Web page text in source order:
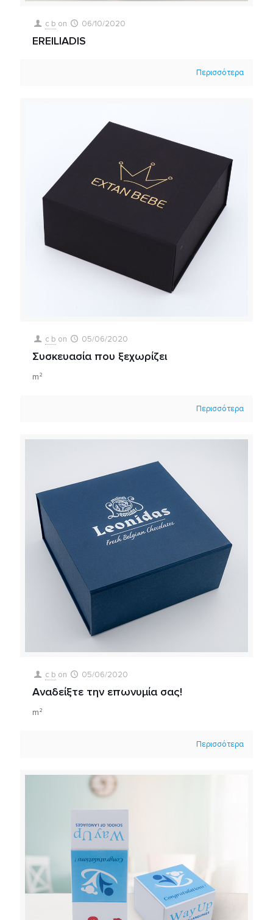
c b on 06/10/2020
EREILIADIS
Περισσότερα
c b on 05/06/2020
Συσκευασία που ξεχωρίζει
m²
Περισσότερα
c b on 05/06/2020
Αναδείξτε την επωνυμία σας!
m²
Περισσότερα